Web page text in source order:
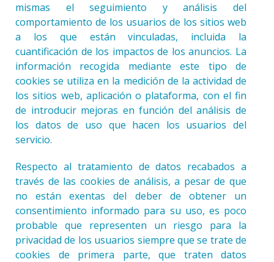
mismas el seguimiento y análisis del
comportamiento de los usuarios de los sitios web
a los que están vinculadas, incluida la
cuantificación de los impactos de los anuncios. La
información recogida mediante este tipo de
cookies se utiliza en la medición de la actividad de
los sitios web, aplicación o plataforma, con el fin
de introducir mejoras en función del análisis de
los datos de uso que hacen los usuarios del
servicio.
Respecto al tratamiento de datos recabados a
través de las cookies de análisis, a pesar de que
no están exentas del deber de obtener un
consentimiento informado para su uso, es poco
probable que representen un riesgo para la
privacidad de los usuarios siempre que se trate de
cookies de primera parte, que traten datos